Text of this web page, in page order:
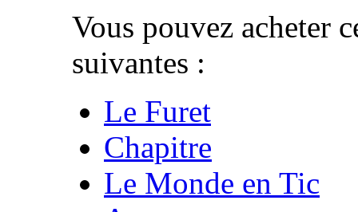
Vous pouvez acheter
suivantes :
Le Furet
Chapitre
Le Monde en Tic